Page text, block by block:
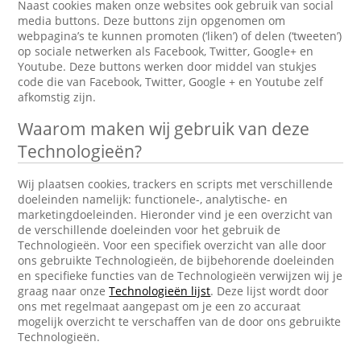
Naast cookies maken onze websites ook gebruik van social
media buttons. Deze buttons zijn opgenomen om
webpagina’s te kunnen promoten (‘liken’) of delen (‘tweeten’)
op sociale netwerken als Facebook, Twitter, Google+ en
Youtube. Deze buttons werken door middel van stukjes
code die van Facebook, Twitter, Google + en Youtube zelf
afkomstig zijn.
Waarom maken wij gebruik van deze
Technologieën?
Wij plaatsen cookies, trackers en scripts met verschillende
doeleinden namelijk: functionele-, analytische- en
marketingdoeleinden. Hieronder vind je een overzicht van
de verschillende doeleinden voor het gebruik de
Technologieën. Voor een specifiek overzicht van alle door
ons gebruikte Technologieën, de bijbehorende doeleinden
en specifieke functies van de Technologieën verwijzen wij je
graag naar onzeTechnologieën lijst. Deze lijst wordt door
ons met regelmaat aangepast om je een zo accuraat
mogelijk overzicht te verschaffen van de door ons gebruikte
Technologieën.